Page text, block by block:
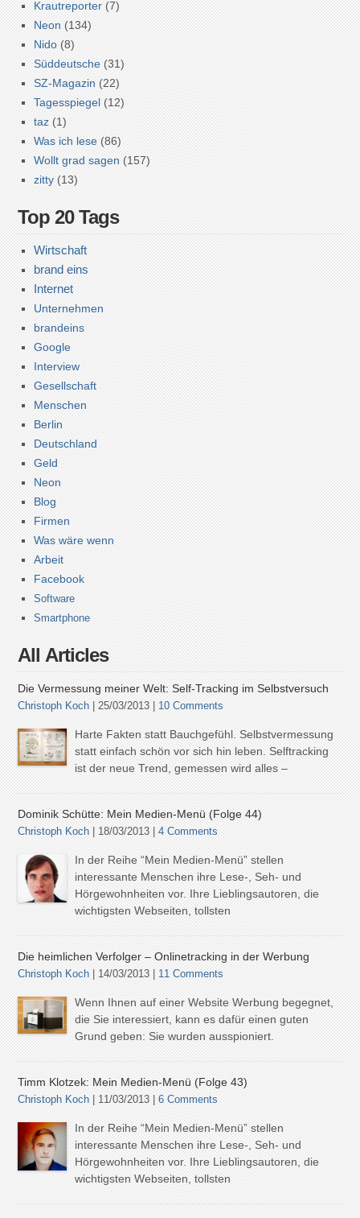
Krautreporter (7)
Neon (134)
Nido (8)
Süddeutsche (31)
SZ-Magazin (22)
Tagesspiegel (12)
taz (1)
Was ich lese (86)
Wollt grad sagen (157)
zitty (13)
Top 20 Tags
Wirtschaft
brand eins
Internet
Unternehmen
brandeins
Google
Interview
Gesellschaft
Menschen
Berlin
Deutschland
Geld
Neon
Blog
Firmen
Was wäre wenn
Arbeit
Facebook
Software
Smartphone
All Articles
Die Vermessung meiner Welt: Self-Tracking im Selbstversuch
Christoph Koch | 25/03/2013 | 10 Comments
Harte Fakten statt Bauchgefühl. Selbstvermessung
statt einfach schön vor sich hin leben. Selftracking
ist der neue Trend, gemessen wird alles –
Dominik Schütte: Mein Medien-Menü (Folge 44)
Christoph Koch | 18/03/2013 |4 Comments
In der Reihe “Mein Medien-Menü” stellen
interessante Menschen ihre Lese-, Seh- und
Hörgewohnheiten vor. Ihre Lieblingsautoren, die
wichtigsten Webseiten, tollsten
Die heimlichen Verfolger – Onlinetracking in der Werbung
Christoph Koch | 14/03/2013 | 11 Comments
Wenn Ihnen auf einer Website Werbung begegnet,
die Sie interessiert, kann es dafür einen guten
Grund geben: Sie wurden ausspioniert.
Timm Klotzek: Mein Medien-Menü (Folge 43)
Christoph Koch | 11/03/2013 |6 Comments
In der Reihe “Mein Medien-Menü” stellen
interessante Menschen ihre Lese-, Seh- und
Hörgewohnheiten vor. Ihre Lieblingsautoren, die
wichtigsten Webseiten, tollsten